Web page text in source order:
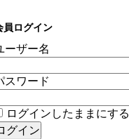
員ログイン
ーザー名
スワード
ログインしたままにする